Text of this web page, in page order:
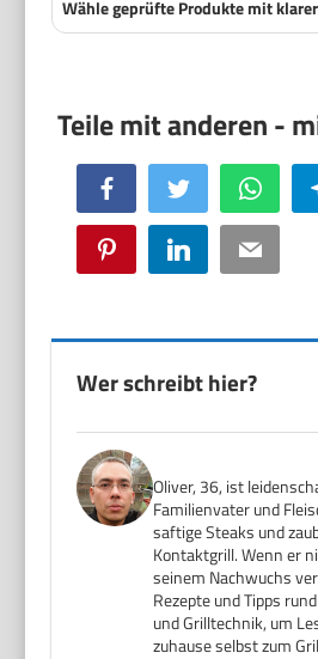
Wähle geprüfte Produkte mit
Facebook Twitter
Pinterest LinkedIn Email
Wer schreibt hier?
Oliver, 36, ist
Familienvater und
saftige Steaks und
Kontaktgrill. Wenn er
seinem Nachwuchs
Rezepte und Tipps
und Grilltechnik, um
zuhause selbst zum